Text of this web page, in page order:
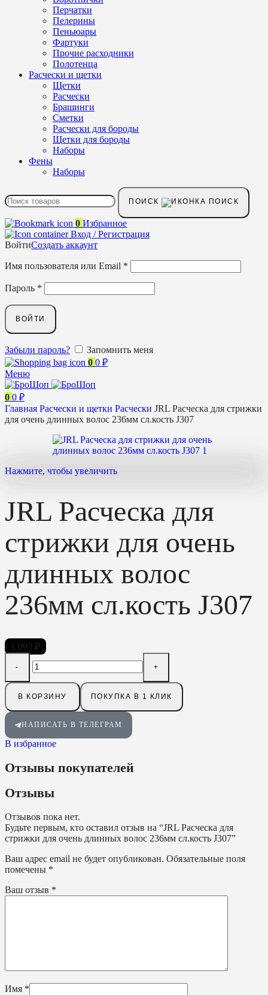
Перчатки
Пелерины
Пеньюары
Фартуки
Прочие расходники
Полотенца
Расчески и щетки
Щетки
Расчески
Брашинги
Сметки
Расчески для бороды
Щетки для бороды
Наборы
Фены
Наборы
ПОИСК
0 Избранное
Вход / Регистрация
ВойтиСоздать аккаунт
Имя пользователя или Email *
Пароль *
ВОЙТИ
Забыли пароль?
Запомнить меня
0 0 ₽
Меню
0 0 ₽
Главная Расчески и щетки Расчески JRL Расческа для стрижки
для очень длинных волос 236мм сл.кость J307
Нажмите, чтобы увеличить
JRL Расческа для
стрижки для очень
длинных волос
236мм сл.кость J307
1 093 ₽
В КОРЗИНУ ПОКУПКА В 1 КЛИК
НАПИСАТЬ В ТЕЛЕГРАМ
В избранное
Отзывы покупателей
Отзывы
Отзывов пока нет.
Будьте первым, кто оставил отзыв на “JRL Расческа для
стрижки для очень длинных волос 236мм сл.кость J307”
Ваш адрес email не будет опубликован. Обязательные поля
помечены *
Ваш отзыв *
Имя *